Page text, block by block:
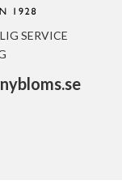
SERVICE